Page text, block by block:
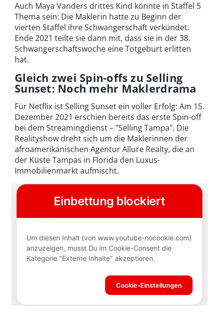
Auch Maya Vanders drittes Kind könnte in Staffel 5
Thema sein: Die Maklerin hatte zu Beginn der
vierten Staffel ihre Schwangerschaft verkündet.
Ende 2021 teilte sie dann mit, dass sie in der 38.
Schwangerschaftswoche eine Totgeburt erlitten
hat.
Gleich zwei Spin-offs zu Selling
Sunset: Noch mehr Maklerdrama
Für Netflix ist Selling Sunset ein voller Erfolg: Am 15.
Dezember 2021 erschien bereits das erste Spin-off
bei dem Streamingdienst – "Selling Tampa". Die
Realityshow dreht sich um die Maklerinnen der
afroamerikanischen Agentur Allure Realty, die an
der Küste Tampas in Florida den Luxus-
Immobilienmarkt aufmischt.